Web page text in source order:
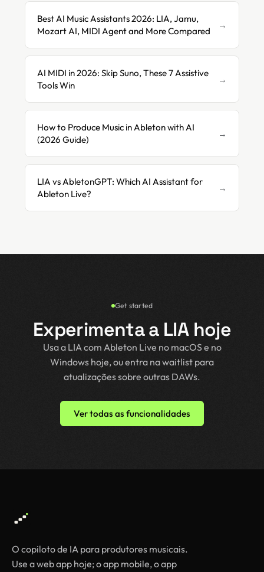
Best AI Music Assistants 2026: LIA, Jamu,
Mozart AI, MIDI Agent and More Compared
→
AI MIDI in 2026: Skip Suno, These 7 Assistive
Tools Win
→
How to Produce Music in Ableton with AI
(2026 Guide)
→
LIA vs AbletonGPT: Which AI Assistant for
Ableton Live?
→
Get started
Experimenta a LIA hoje
Usa a LIA com Ableton Live no macOS e no
Windows hoje, ou entra na waitlist para
atualizações sobre outras DAWs.
Ver todas as funcionalidades
O copiloto de IA para produtores musicais.
Use a web app hoje; o app mobile, o app